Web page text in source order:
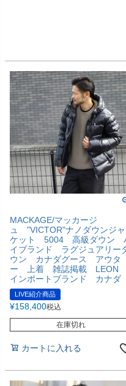
MACKAGE/マッカージ
ュ "VICTOR"ナノダウンジャ
ケット 5004 高級ダウン
イブランド ラグジュアリー
ウン カナダグース アウタ
ー 上着 雑誌掲載 LEON
インポートブランド カナダ
LIVE紹介商品
¥158,400税込
在庫切れ
カートに入れる